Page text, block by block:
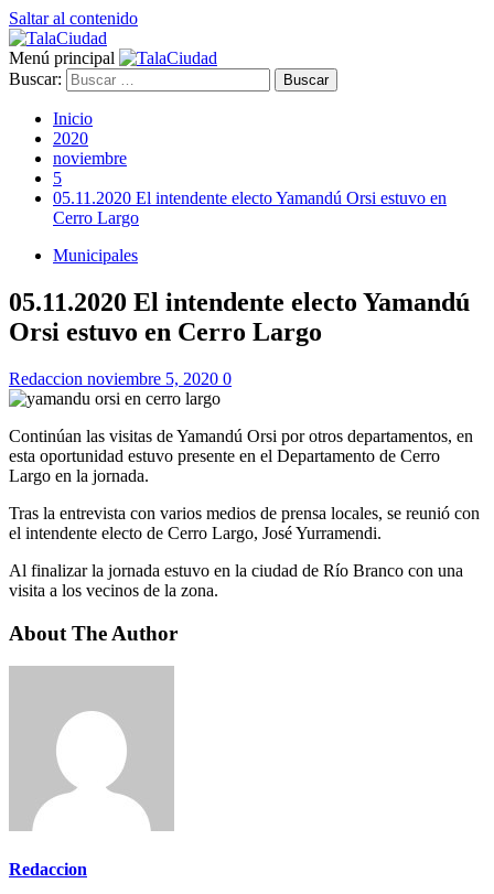
Saltar al contenido
Menú principal
Buscar:
Inicio
2020
noviembre
5
05.11.2020 El intendente electo Yamandú Orsi estuvo en
Cerro Largo
Municipales
05.11.2020 El intendente electo Yamandú
Orsi estuvo en Cerro Largo
Redaccion noviembre 5, 2020 0
Continúan las visitas de Yamandú Orsi por otros departamentos, en
esta oportunidad estuvo presente en el Departamento de Cerro
Largo en la jornada.
Tras la entrevista con varios medios de prensa locales, se reunió con
el intendente electo de Cerro Largo, José Yurramendi.
Al finalizar la jornada estuvo en la ciudad de Río Branco con una
visita a los vecinos de la zona.
About The Author
Redaccion